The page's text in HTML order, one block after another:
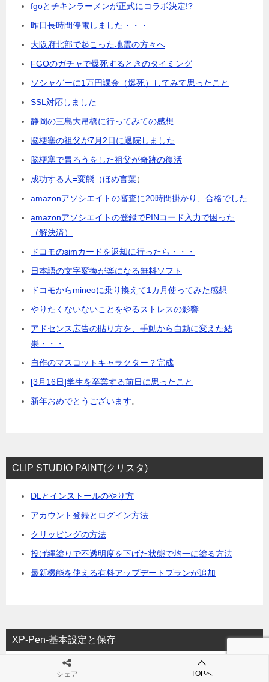
fgoとチキンラーメンが正式にコラボ決定!?
昨日長時間停電しました・・・
大阪府北部で起こった地震の方々へ
FGOのガチャで爆死するときのタイミング
ソシャゲーに1万円課金（爆死）してみて思ったこと
SSL対応しました
静岡の三島大吊橋に行ってみての感想
脳梗塞の祖父が7月2日に退院しました
脳梗塞で胃ろうをした祖父が奇跡の復活
成功する人=変態（ほめ言葉）
amazonアソシエイトの審査に20時間掛かり、合格でした
amazonアソシエイトの登録でPINコード入力で困った
（解決済）
ドコモのsimカードを返却に行ったら・・・
日本語の文字変換が楽になる無料ソフト
ドコモからmineoに乗り換えて1カ月使ってみた感想
やりたくないないことをやるストレスの影響
アドセンス広告の貼り方を、手動から自動に変えた結
果・・・
自作のマスコットキャラクター？完成
[3月16日]学生を卒業する前日に思ったこと
新年おめでとうございます。
CLIP STUDIO PAINT(クリスタ)
DLとインストールのやり方
アカウント登録とログイン方法
クリッピングの方法
投げ縄塗りで不透明度を下げた状態で均一に塗る方法
最新機能を使える有料アップデートプランが追加
XP-Pen-基本設定と保存
[XP-Pen]エクスプレスキー/ホイールの設定消える対処と
シェア TOPへ